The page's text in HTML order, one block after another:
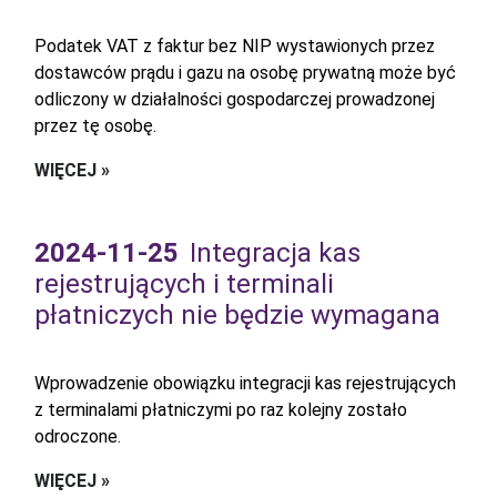
Podatek VAT z faktur bez NIP wystawionych przez
dostawców prądu i gazu na osobę prywatną może być
odliczony w działalności gospodarczej prowadzonej
przez tę osobę.
WIĘCEJ »
2024-11-25 Integracja kas
rejestrujących i terminali
płatniczych nie będzie wymagana
Wprowadzenie obowiązku integracji kas rejestrujących
z terminalami płatniczymi po raz kolejny zostało
odroczone.
WIĘCEJ »